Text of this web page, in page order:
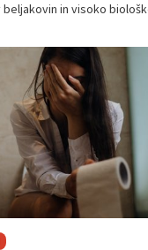
beljakovin in visoko